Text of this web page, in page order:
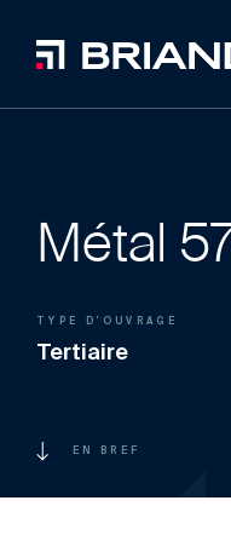
Métal
TYPE D'OUVRAGE
Tertiaire
EN BREF